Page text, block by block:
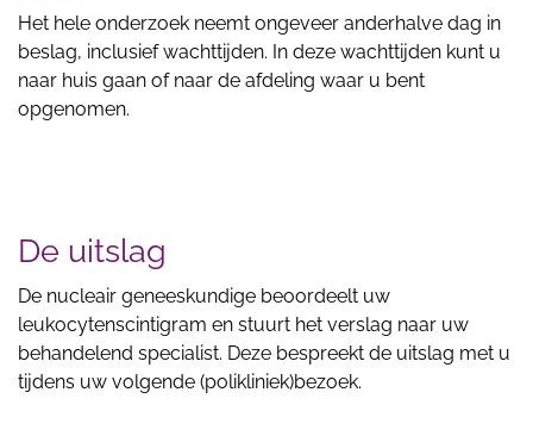
Het hele onderzoek neemt ongeveer anderhalve dag in
beslag, inclusief wachttijden. In deze wachttijden kunt u
naar huis gaan of naar de afdeling waar u bent
opgenomen.
De uitslag
De nucleair geneeskundige beoordeelt uw
leukocytenscintigram en stuurt het verslag naar uw
behandelend specialist. Deze bespreekt de uitslag met u
tijdens uw volgende (polikliniek)bezoek.